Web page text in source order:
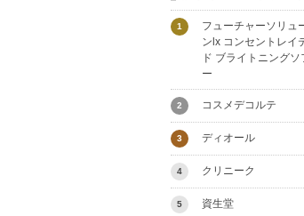
1
フューチャーソリュ
ンlx コンセントレイ
ド ブライトニングソ
ー
2 コスメデコルテ
3 ディオール
4 クリニーク
5 資生堂